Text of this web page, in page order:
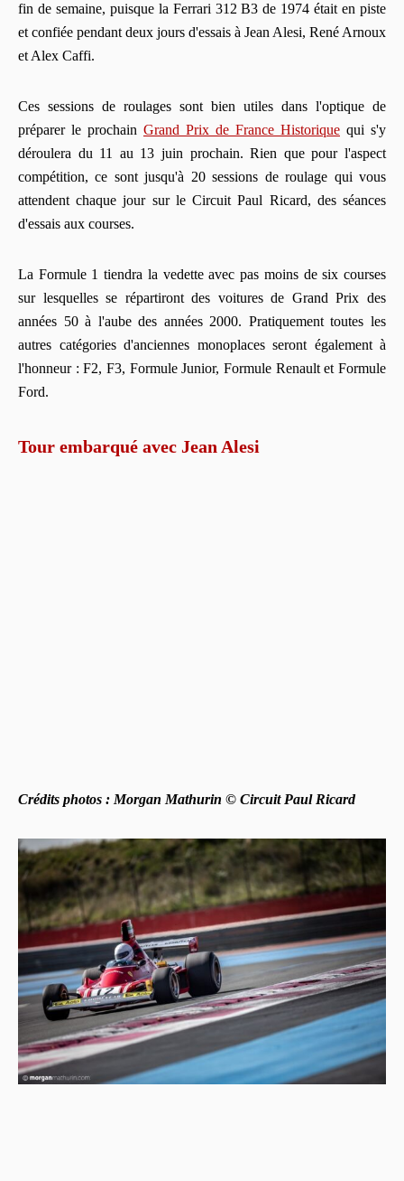
fin de semaine, puisque la Ferrari 312 B3 de 1974 était en piste
et confiée pendant deux jours d'essais à Jean Alesi, René Arnoux
et Alex Caffi.
Ces sessions de roulages sont bien utiles dans l'optique de
préparer le prochain Grand Prix de France Historique qui s'y
déroulera du 11 au 13 juin prochain. Rien que pour l'aspect
compétition, ce sont jusqu'à 20 sessions de roulage qui vous
attendent chaque jour sur le Circuit Paul Ricard, des séances
d'essais aux courses.
La Formule 1 tiendra la vedette avec pas moins de six courses
sur lesquelles se répartiront des voitures de Grand Prix des
années 50 à l'aube des années 2000. Pratiquement toutes les
autres catégories d'anciennes monoplaces seront également à
l'honneur : F2, F3, Formule Junior, Formule Renault et Formule
Ford.
Tour embarqué avec Jean Alesi
Crédits photos : Morgan Mathurin © Circuit Paul Ricard